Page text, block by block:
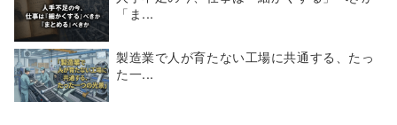
「ま...
製造業で人が育たない工場に共通する、たっ
た一...